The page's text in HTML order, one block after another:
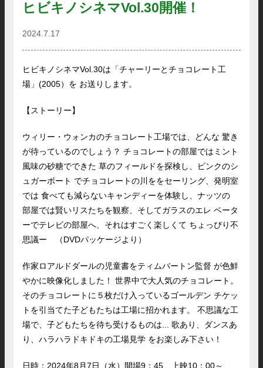
ヒビキノシネマVol.30開催！
2024.7.17
ヒビキノシネマVol.30は「チャーリーとチョコレート工
場」(2005）を お送りします。
【ストーリー】
ウィリー・ウォンカのチョコレート工場では、どんな 驚き
が待っているのでしょう？ チョコレートの部屋ではミント
風味の砂糖でできた 草のフィールドを探検し、ピンクのシ
ュガーボート でチョコレートの川ををセーリング、発明室
では 食べても減らないキャンディーを体験し、ナッツの
部屋では賢いリスたちを観察、そしてガラスのエレ ベータ
ーでテレビの部屋へ、それはすごく楽しくて ちょっぴり不
思議ー （DVDパッケージより）
作家ロアルドダールの児童書をティムバートン監督 が色鮮
やかに映像化しました！ 世界中で大人気のチョコレート。
そのチョコレートに５枚だけ入っているゴールデン チケッ
トを引当てた子どもたちは工場に招かれます。 不思議な工
場で、子どもたちを待ち受けるものは... 歌あり、ダンスあ
り、ハラハラドキドキの工場見学 をお楽しみ下さい！
日時：2024年8月7日（水）開場9：45 上映10：00～